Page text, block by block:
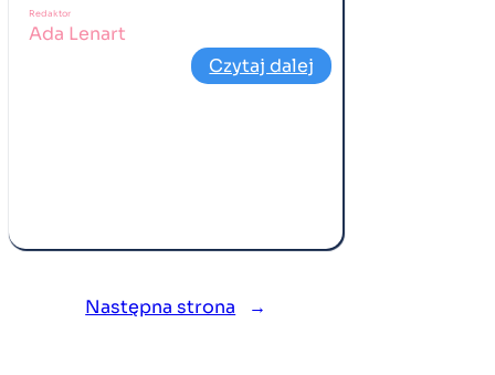
Redaktor
Ada Lenart
Czytaj dalej
Następna strona →